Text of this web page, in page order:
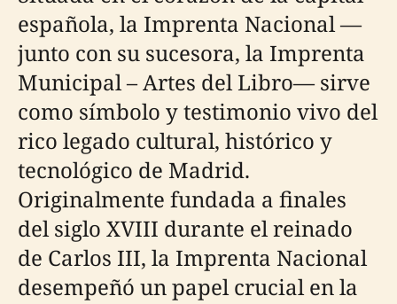
española, la Imprenta Nacional —
junto con su sucesora, la Imprenta
Municipal – Artes del Libro— sirve
como símbolo y testimonio vivo del
rico legado cultural, histórico y
tecnológico de Madrid.
Originalmente fundada a finales
del siglo XVIII durante el reinado
de Carlos III, la Imprenta Nacional
desempeñó un papel crucial en la